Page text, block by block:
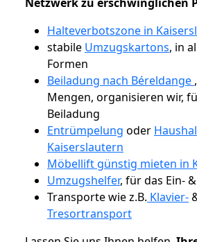
Halteverbotszone in
stabile Umzugskartons, in
Formen
Beiladung nach Béreldange
Mengen, organisieren wir,
Beiladung
Entrümpelung oder
Kaiserslautern
Möbellift günstig mieten in
Umzugshelfer, für das Ein-
Transporte wie z.B. Klavier-
Tresortransport